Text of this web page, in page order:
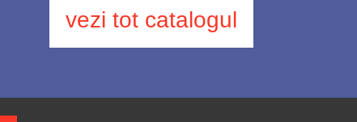
vezi tot catalogul